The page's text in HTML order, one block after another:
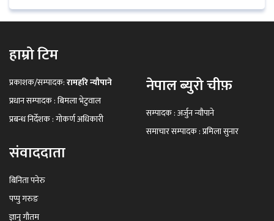
हाम्रो टिम
प्रकाशक/सम्पादक:रामहरि न्यौपाने
प्रधान सम्पादक : बिमला भेटुवाल
प्रबन्ध निर्देशक : गोकर्ण अधिकारी
नेपाल ब्युरो चीफ़
सम्पादक : अर्जुन न्यौपाने
समाचार सम्पादक : प्रमिला सुनार
संवाददाता
बिनिता पनेरु
पप्पु गरुङ
ज्ञानु गौतम